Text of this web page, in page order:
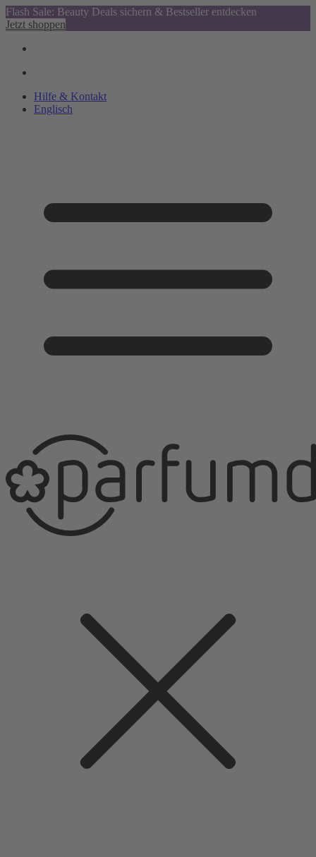
Flash Sale: Beauty Deals sichern & Bestseller entdecken
Jetzt shoppen
Hilfe & Kontakt
Englisch